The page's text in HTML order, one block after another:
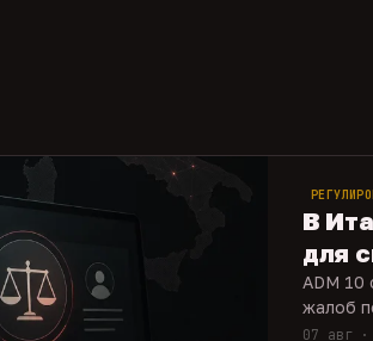
В
для
ADM 10
жалоб
07 авг